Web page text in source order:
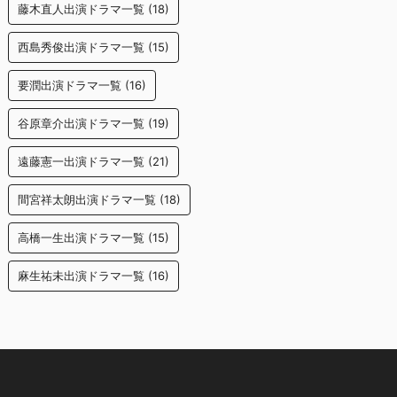
藤木直人出演ドラマ一覧 (18)
西島秀俊出演ドラマ一覧 (15)
要潤出演ドラマ一覧 (16)
谷原章介出演ドラマ一覧 (19)
遠藤憲一出演ドラマ一覧 (21)
間宮祥太朗出演ドラマ一覧 (18)
高橋一生出演ドラマ一覧 (15)
麻生祐未出演ドラマ一覧 (16)